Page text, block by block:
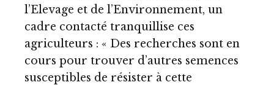
l’Elevage et de l’Environnement, un
cadre contacté tranquillise ces
agriculteurs : « Des recherches sont en
cours pour trouver d’autres semences
susceptibles de résister à cette